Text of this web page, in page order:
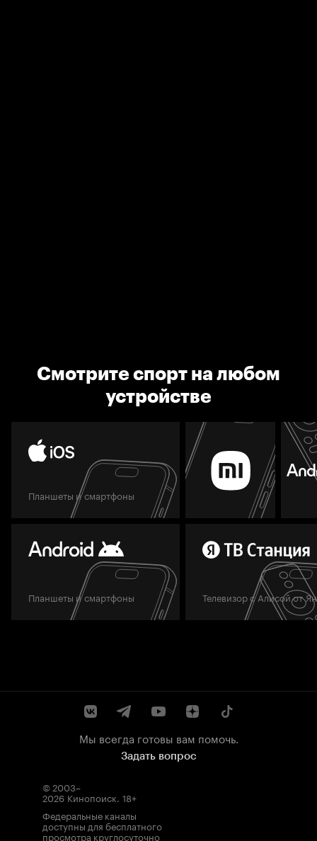
Смотрите спорт на любом
устройстве
Планшеты и смартфоны
Планшеты и смартфоны Телевизор с Алисой от
Мы всегда готовы вам помочь.
Задать вопрос
© 2003–
2026 Кинопоиск. 18+
Федеральные каналы
доступны для бесплатного
просмотра круглосуточно